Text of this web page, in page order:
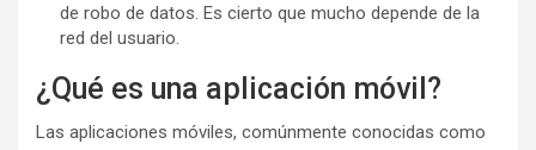
de robo de datos. Es cierto que mucho depende de la
red del usuario.
¿Qué es una aplicación móvil?
Las aplicaciones móviles, comúnmente conocidas como